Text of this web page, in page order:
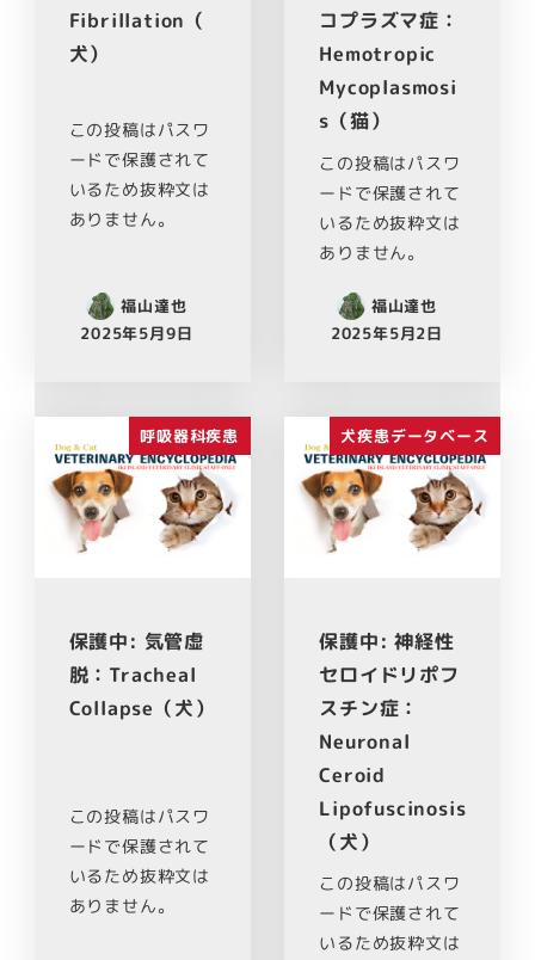
Fibrillation（
犬）
この投稿はパスワ
ードで保護されて
いるため抜粋文は
ありません。
福山達也
2025年5月9日
コプラズマ症：
Hemotropic
Mycoplasmosi
s（猫）
この投稿はパスワ
ードで保護されて
いるため抜粋文は
ありません。
福山達也
2025年5月2日
呼吸器科疾患
保護中: 気管虚
脱：Tracheal
Collapse（犬）
この投稿はパスワ
ードで保護されて
いるため抜粋文は
ありません。
犬疾患データベース
保護中: 神経性
セロイドリポフ
スチン症：
Neuronal
Ceroid
Lipofuscinosis
（犬）
この投稿はパスワ
ードで保護されて
いるため抜粋文は